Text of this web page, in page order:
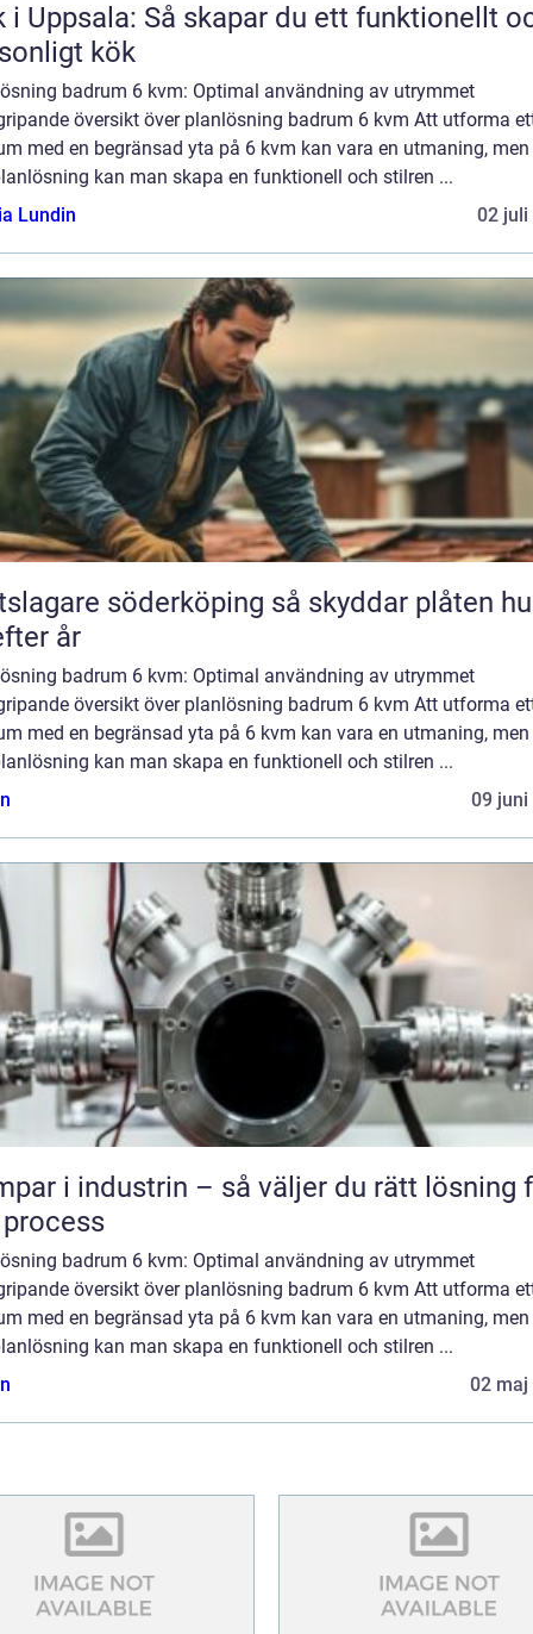
i Uppsala: Så skapar du ett funktionellt
kök
badrum 6 kvm: Optimal användning av utrymmet
översikt över planlösning badrum 6 kvm Att utforma
med en begränsad yta på 6 kvm kan vara en utmaning,
kan man skapa en funktionell och stilren ...
Lundin
02 juli
söderköping så skyddar plåten huset
år
badrum 6 kvm: Optimal användning av utrymmet
översikt över planlösning badrum 6 kvm Att utforma
med en begränsad yta på 6 kvm kan vara en utmaning,
kan man skapa en funktionell och stilren ...
09 juni
i industrin – så väljer du rätt lösning
badrum 6 kvm: Optimal användning av utrymmet
översikt över planlösning badrum 6 kvm Att utforma
med en begränsad yta på 6 kvm kan vara en utmaning,
kan man skapa en funktionell och stilren ...
02 maj